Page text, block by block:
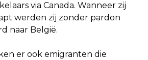
via Canada. Wanneer zij
werden zij zonder pardon
naar België.
er ook emigranten die